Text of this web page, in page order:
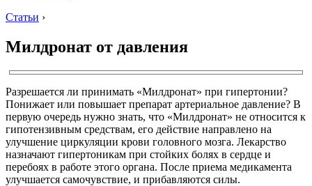
Статьи ›
Милдронат от давления
Разрешается ли принимать «Милдронат» при гипертонии?
Понижает или повышает препарат артериальное давление? В
первую очередь нужно знать, что «Милдронат» не относится к
гипотензивным средствам, его действие направлено на
улучшение циркуляции крови головного мозга. Лекарство
назначают гипертоникам при стойких болях в сердце и
перебоях в работе этого органа. После приема медикамента
улучшается самочувствие, и прибавляются силы.